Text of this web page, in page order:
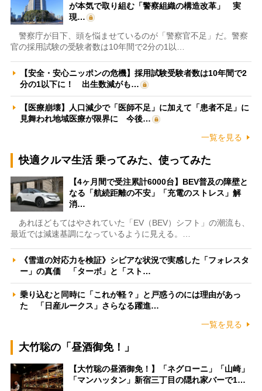
が本気で取り組む「警察組織の構造改革」 実
現…
警察庁が目下、頭を悩ませているのが「警察官不足」だ。警察
官の採用試験の受験者数は10年間で2分の1以…
【安全・安心ニッポンの危機】採用試験受験者数は10年間で2
分の1以下に！ 出生数減がも…
【医療崩壊】人口減少で「医師不足」に加えて「患者不足」に
見舞われ地域医療が限界に 今後…
一覧を見る
快適クルマ生活 乗ってみた、使ってみた
【4ヶ月間で受注累計6000台】BEV普及の障壁と
なる「航続距離の不安」「充電のストレス」解
消…
あれほどもてはやされていた「EV（BEV）シフト」の潮流も、
最近では減速基調になっているように見える。…
《雪道の対応力を検証》シビアな状況で実感した「フォレスタ
ー」の真価 「ターボ」と「スト…
乗り込むと同時に「これが軽？」と戸惑うのには理由があっ
た 「日産ルークス」さらなる躍進…
一覧を見る
大竹聡の「昼酒御免！」
【大竹聡の昼酒御免！】「ネグローニ」「山崎」
「マンハッタン」新宿三丁目の隠れ家バーで1…